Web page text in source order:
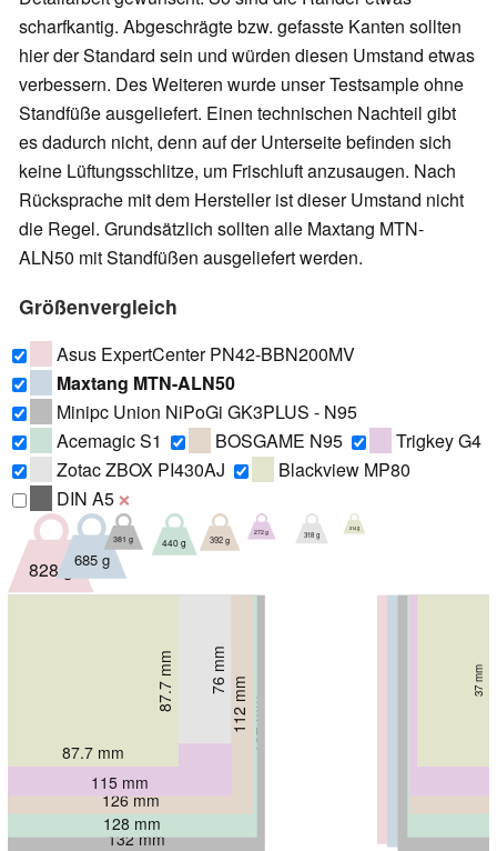
scharfkantig. Abgeschrägte bzw. gefasste Kanten sollten
hier der Standard sein und würden diesen Umstand etwas
verbessern. Des Weiteren wurde unser Testsample ohne
Standfüße ausgeliefert. Einen technischen Nachteil gibt
es dadurch nicht, denn auf der Unterseite befinden sich
keine Lüftungsschlitze, um Frischluft anzusaugen. Nach
Rücksprache mit dem Hersteller ist dieser Umstand nicht
die Regel. Grundsätzlich sollten alle Maxtang MTN-
ALN50 mit Standfüßen ausgeliefert werden.
Größenvergleich
Asus ExpertCenter PN42-BBN200MV
Maxtang MTN-ALN50
Minipc Union NiPoGi GK3PLUS - N95
Acemagic S1
BOSGAME N95
Trigkey G4
Zotac ZBOX PI430AJ
Blackview MP80
DIN A5 ❌
132 mm
127.5 mm
828 g
127 mm
129 mm
685 g
132 mm
132 mm
381 g
128 mm
124 mm
440 g
126 mm
112 mm 40.8 mm
392 g
115 mm
103 mm 41 mm
272 g
76 mm 23.8 mm
318 g
87.7 mm
87.7 mm 37 mm
214 g